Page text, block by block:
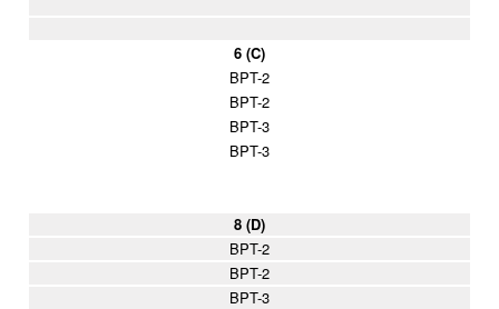
6 (C)
BPT-2
BPT-2
BPT-3
BPT-3
8 (D)
BPT-2
BPT-2
BPT-3